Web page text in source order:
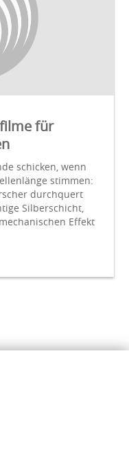
für
schicken, wenn
stimmen:
durchquert
Silberschicht,
Effekt